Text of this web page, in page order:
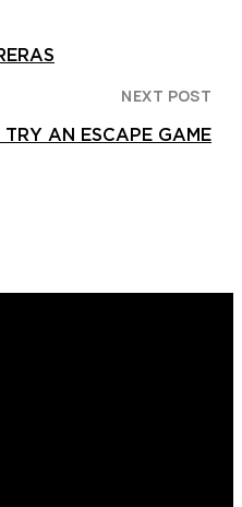
NEXT POST
AN ESCAPE GAME